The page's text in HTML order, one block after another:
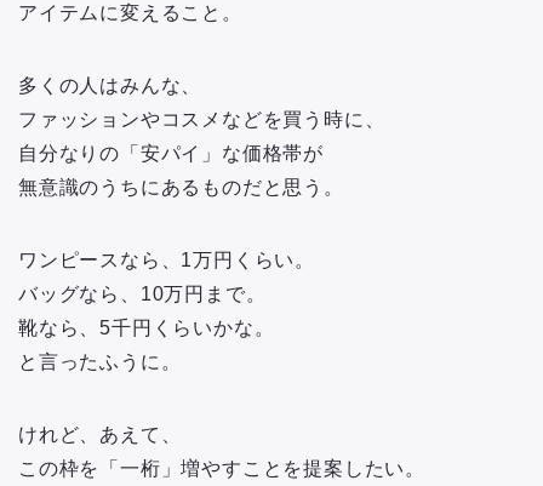
アイテムに変えること。
多くの人はみんな、
ファッションやコスメなどを買う時に、
自分なりの「安パイ」な価格帯が
無意識のうちにあるものだと思う。
ワンピースなら、1万円くらい。
バッグなら、10万円まで。
靴なら、5千円くらいかな。
と言ったふうに。
けれど、あえて、
この枠を「一桁」増やすことを提案したい。